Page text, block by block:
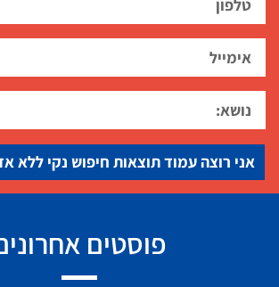
אני רוצה עמוד תוצאות חיפוש נקי ללא
פוסטים